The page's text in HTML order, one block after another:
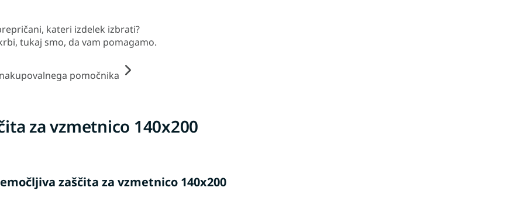
za vzmetnico 140x200
kateri izdelek izbrati?
tukaj smo, da vam pomagamo.
pomočnika
zaščita za vzmetnico 140x200